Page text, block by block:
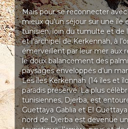
Mais pour se reconnecter
mieux qu’un séjour sur une île
tunisien, loin du tumulte et de
et l’archipel de Kerkennah, à
émerveillent par leur mer aux
le doux balancement des
paysages enveloppés d’un
Les îles Kerkennah (14 îles et
paradis préservé. La plus
tunisiennes, Djerba, est
Guettaya Gablia et El
nord de Djerba est devenue